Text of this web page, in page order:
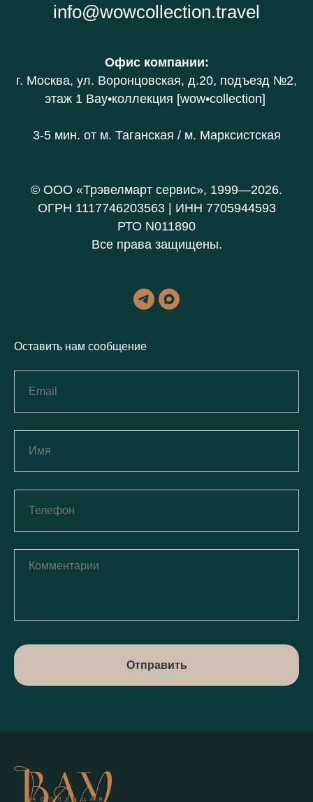
info@wowcollection.travel
Офис компании:
г. Москва, ул. Воронцовская, д.20, подъезд №2,
этаж 1 Вау•коллекция [wow•collection]
3-5 мин. от м. Таганская / м. Марксистская
© ООО «Трэвелмарт сервис», 1999—2026.
ОГРН 1117746203563 | ИНН 7705944593
РТО N011890
Все права защищены.
Оставить нам сообщение
Отправить